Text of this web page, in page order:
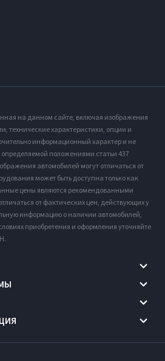
на данном сайте, включая изображения
технические характеристики, опции и
информационный характер и не
положениями статьи 437
автомобилей могут отличаться от
может быть доступна только как
цены являются рекомендованными
от фактических цен, действующих у
информацию о наличии автомобилей,
приобретения и оформления уточняйте